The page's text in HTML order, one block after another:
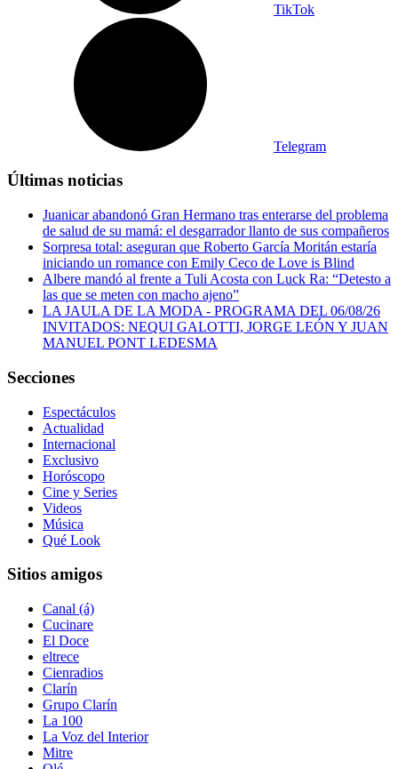
TikTok
Telegram
Últimas noticias
Juanicar abandonó Gran Hermano tras enterarse del problema
de salud de su mamá: el desgarrador llanto de sus compañeros
Sorpresa total: aseguran que Roberto García Moritán estaría
iniciando un romance con Emily Ceco de Love is Blind
Albere mandó al frente a Tuli Acosta con Luck Ra: “Detesto a
las que se meten con macho ajeno”
LA JAULA DE LA MODA - PROGRAMA DEL 06/08/26
INVITADOS: NEQUI GALOTTI, JORGE LEÓN Y JUAN
MANUEL PONT LEDESMA
Secciones
Espectáculos
Actualidad
Internacional
Exclusivo
Horóscopo
Cine y Series
Videos
Música
Qué Look
Sitios amigos
Canal (á)
Cucinare
El Doce
eltrece
Cienradios
Clarín
Grupo Clarín
La 100
La Voz del Interior
Mitre